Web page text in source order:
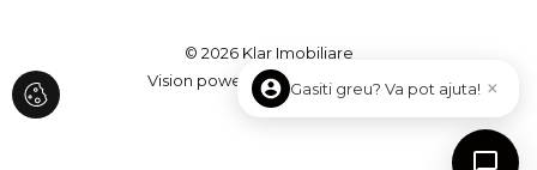
Spatii comerciale de vanzare
Spatii comerciale de vanzare in Cluj-Napoca
© 2026 Klar Imobiliare
Vision powered
ImmoFlux
Gasiti greu? Va pot ajuta! ×